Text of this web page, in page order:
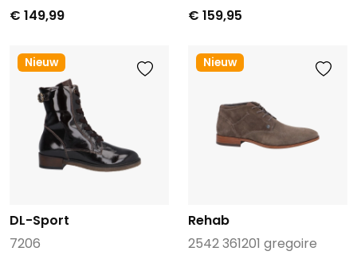
€ 149,99
€ 159,95
Nieuw
DL-Sport
7206
Nieuw
Rehab
2542 361201 gregoire